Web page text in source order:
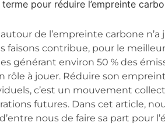
pour réduire l’empreinte
de l’empreinte carbone n’a
faisons contribue, pour le
générant environ 50 % des
rôle à jouer. Réduire son
c’est un mouvement
futures. Dans cet article,
nous de faire sa part pour